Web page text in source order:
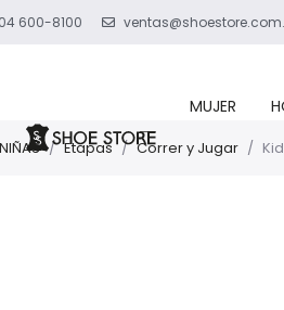
600-8100
MUJER
NIÑAS / Etapas / Correr y Jugar /